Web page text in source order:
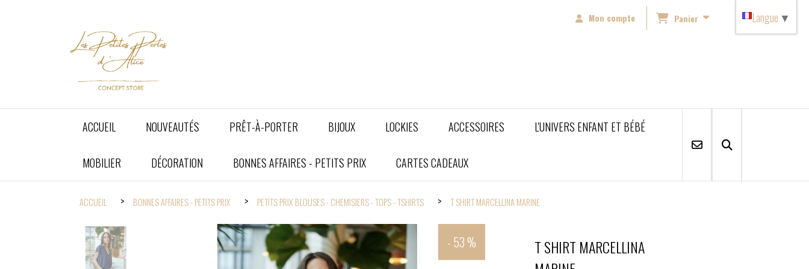
Mon compte Panier
ACCUEIL NOUVEAUTÉS PRÊT-À-PORTER BIJOUX LOCKIES ACCESSOIRES L'UNIVERS ENFANT ET BÉBÉ
MOBILIER DÉCORATION BONNES AFFAIRES - PETITS PRIX CARTES CADEAUX
ACCUEIL BONNES AFFAIRES - PETITS PRIX PETITS PRIX BLOUSES - CHEMISIERS - TOPS - TSHIRTS T SHIRT MARCELLINA MARINE
- 53 %
T SHIRT MARCELLINA
Langue ▼